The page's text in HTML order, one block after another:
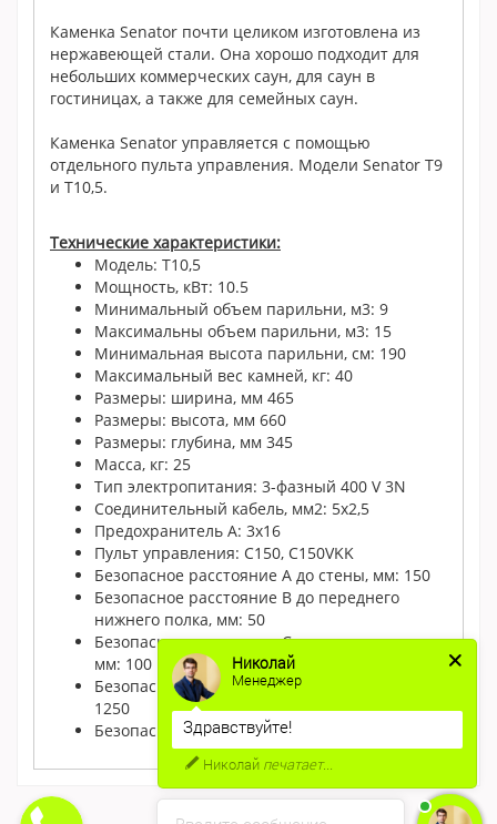
Каменка Senator почти целиком изготовлена из
нержавеющей стали. Она хорошо подходит для
небольших коммерческих саун, для саун в
гостиницах, а также для семейных саун.
Каменка Senator управляется с помощью
отдельного пульта управления. Модели Senator T9
и T10,5.
Технические характеристики:
Модель: T10,5
Мощность, кВт: 10.5
Минимальный объем парильни, м3: 9
Максимальны объем парильни, м3: 15
Минимальная высота парильни, см: 190
Максимальный вес камней, кг: 40
Размеры: ширина, мм 465
Размеры: высота, мм 660
Размеры: глубина, мм 345
Масса, кг: 25
Тип электропитания: 3-фазный 400 V 3N
Соединительный кабель, мм2: 5x2,5
Предохранитель A: 3x16
Пульт управления: C150, C150VKK
Безопасное расстояние A до стены, мм: 150
Безопасное расстояние B до переднего
нижнего полка, мм: 50
Безопасное расстояние C до верхнего полка,
мм: 100
Безопасное расстояние D до потолка, мм:
1250
Безопасное расстояние E до пола, мм: 650
Николай
Менеджер
Здравствуйте!
Николайпечатает...